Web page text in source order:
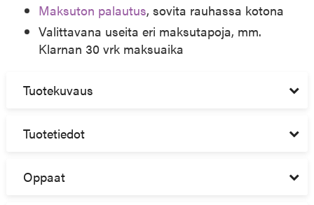
Maksuton palautus, sovita rauhassa kotona
Valittavana useita eri maksutapoja, mm.
Klarnan 30 vrk maksuaika
Tuotekuvaus
Tuotetiedot
Oppaat